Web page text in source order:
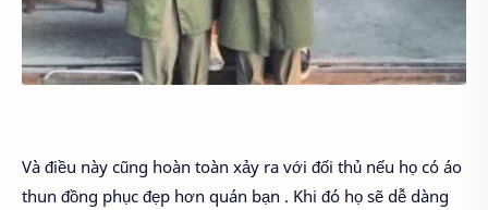
Và điều này cũng hoàn toàn xảy ra với đối thủ nếu họ có áo
thun đồng phục đẹp hơn quán bạn . Khi đó họ sẽ dễ dàng